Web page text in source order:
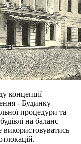
концепції
- Будинку
процедури та
на баланс
використовуватись